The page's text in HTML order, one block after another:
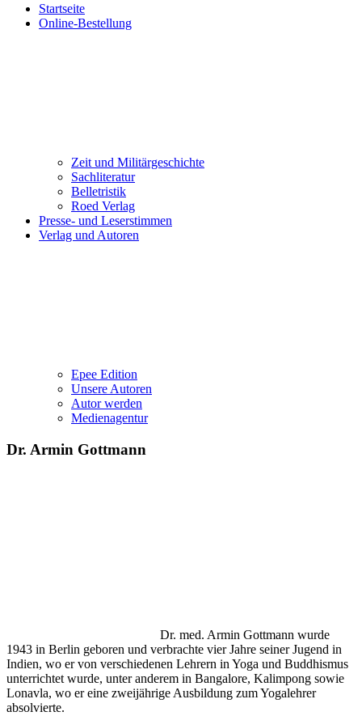
Startseite
Online-Bestellung
Zeit und Militärgeschichte
Sachliteratur
Belletristik
Roed Verlag
Presse- und Leserstimmen
Verlag und Autoren
Epee Edition
Unsere Autoren
Autor werden
Medienagentur
Dr. Armin Gottmann
Dr. med. Armin Gottmann wurde
1943 in Berlin geboren und verbrachte vier Jahre seiner Jugend in
Indien, wo er von verschiedenen Lehrern in Yoga und Buddhismus
unterrichtet wurde, unter anderem in Bangalore, Kalimpong sowie
Lonavla, wo er eine zweijährige Ausbildung zum Yogalehrer
absolvierte.